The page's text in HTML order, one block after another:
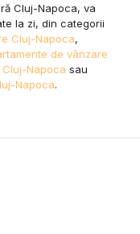
Cluj-Napoca, va
la zi, din categorii
Cluj-Napoca,
de vânzare
Napoca sau
Napoca.